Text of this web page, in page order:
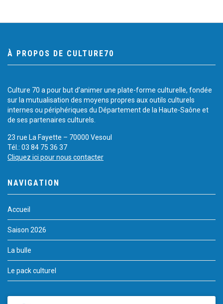
À PROPOS DE CULTURE70
Culture 70 a pour but d’animer une plate-forme culturelle, fondée
sur la mutualisation des moyens propres aux outils culturels
internes ou périphériques du Département de la Haute-Saône et
de ses partenaires culturels.
23 rue La Fayette – 70000 Vesoul
Tél.: 03 84 75 36 37
Cliquez ici pour nous contacter
NAVIGATION
Accueil
Saison 2026
La bulle
Le pack culturel